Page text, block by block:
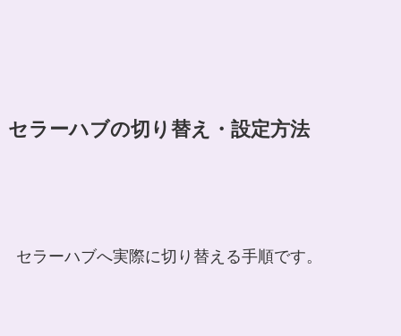
セラーハブの切り替え・設定方法
セラーハブへ実際に切り替える手順です。